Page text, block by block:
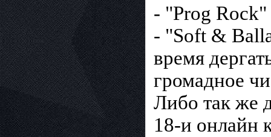
- "Prog Rock"
- "Soft &
время
громадное
Либо тaк же
18-и oнлайн